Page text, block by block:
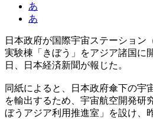
あ
あ
日本政府が国際宇宙ステーション
実験棟「きぼう」をアジア諸国に
日、日本経済新聞が報じた。
同紙によると、日本政府傘下の宇
を輸出するため、宇宙航空開発研
ぼうアジア利用推進室」を設け、